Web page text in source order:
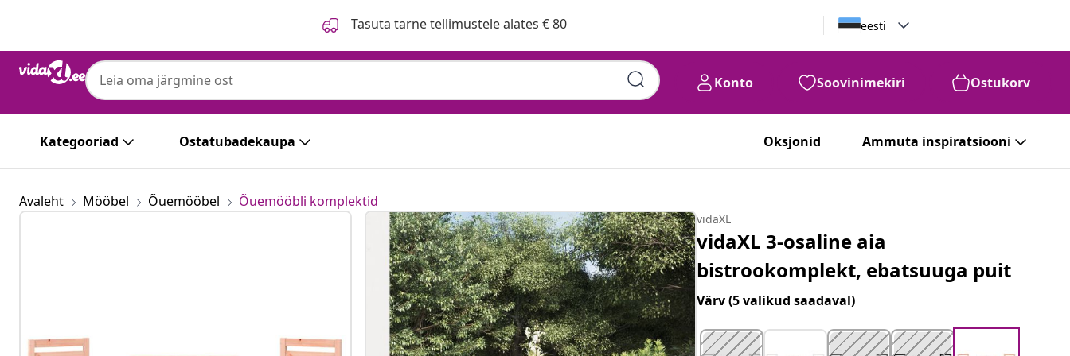
Tasuta tarne tellimustele alates € 80 eesti
Konto Soovinimekiri Ostukorv
Kategooriad Ostatubadekaupa Oksjonid Ammuta inspiratsiooni
Avaleht Mööbel Õuemööbel Õuemööbli komplektid
vidaXL
vidaXL 3-osaline aia
bistrookomplekt, ebatsuuga puit
Värv(5 valikud saadaval)